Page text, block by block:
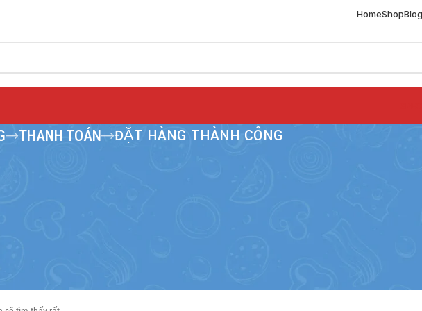
HomeShopBlog
THANH TOÁN ĐẶT HÀNG THÀNH CÔNG